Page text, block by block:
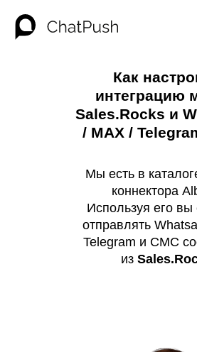
Как
интеграцию
Sales.Rocks и
/ MAX /
Мы есть в
коннектора
Используя его вы
отправлять
Telegram и СМС
из